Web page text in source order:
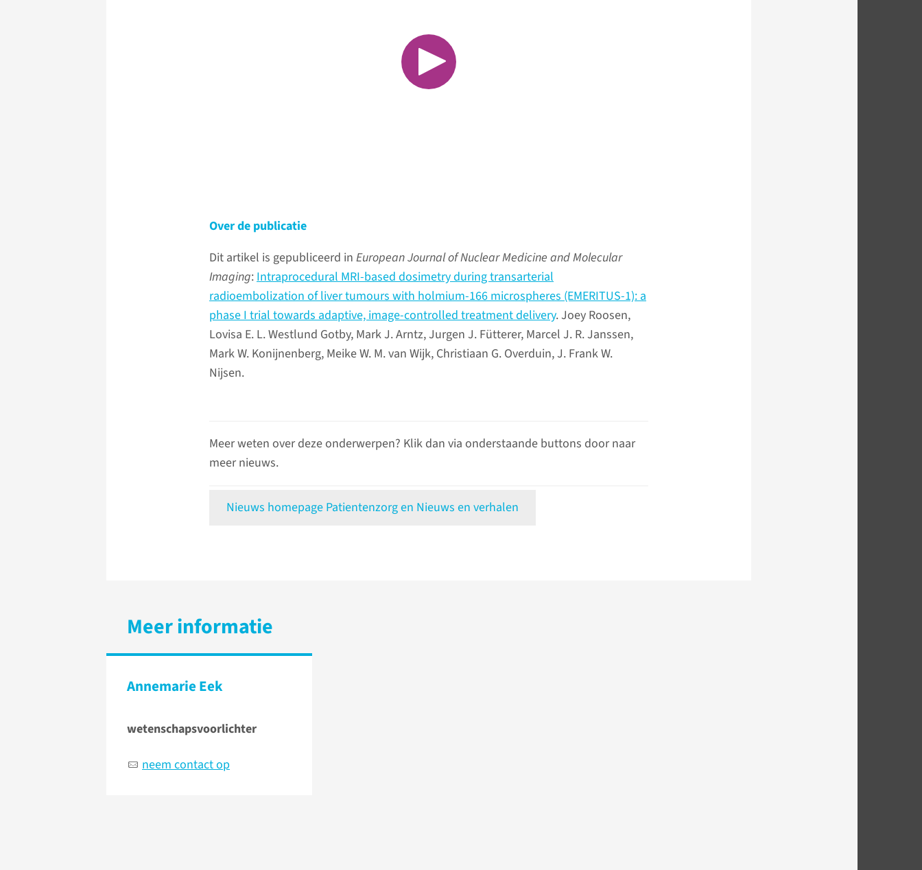
Over de publicatie
Dit artikel is gepubliceerd in European Journal of Nuclear Medicine and Molecular
Imaging:Intraprocedural MRI-based dosimetry during transarterial
radioembolization of liver tumours with holmium-166 microspheres (EMERITUS-1): a
phase I trial towards adaptive, image-controlled treatment delivery. Joey Roosen,
Lovisa E. L. Westlund Gotby, Mark J. Arntz, Jurgen J. Fütterer, Marcel J. R. Janssen,
Mark W. Konijnenberg, Meike W. M. van Wijk, Christiaan G. Overduin, J. Frank W.
Nijsen.
Meer weten over deze onderwerpen? Klik dan via onderstaande buttons door naar
meer nieuws.
Nieuws homepage Patientenzorg en Nieuws en verhalen
Meer informatie
Annemarie Eek
wetenschapsvoorlichter
neem contact op